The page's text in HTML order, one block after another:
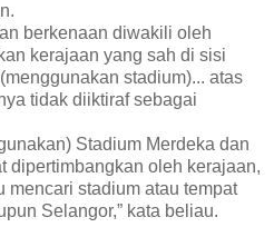
berkenaan diwakili oleh
kerajaan yang sah di sisi
stadium)... atas
tidak diiktiraf sebagai
Stadium Merdeka dan
dipertimbangkan oleh kerajaan,
mencari stadium atau tempat
Selangor,” kata beliau.